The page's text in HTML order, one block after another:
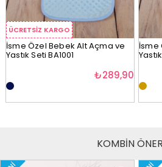
ÜCRETSIZ KARGO
İsme Özel Bebek Alt Açma ve
Yastık Seti BA1001
₺289,90
İsme
KOMBİN